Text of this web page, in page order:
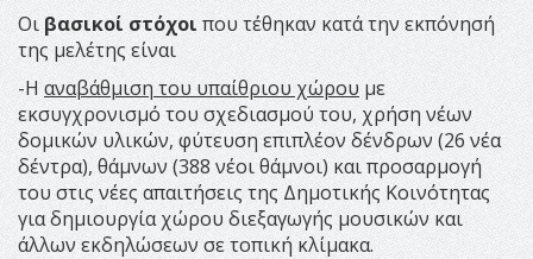
Οιβασικοί στόχοιπου τέθηκαν κατά την εκπόνησή
της μελέτης είναι
-Η αναβάθμιση του υπαίθριου χώρουμε
εκσυγχρονισμό του σχεδιασμού του, χρήση νέων
δομικών υλικών, φύτευση επιπλέον δένδρων (26 νέα
δέντρα), θάμνων (388 νέοι θάμνοι) και προσαρμογή
του στις νέες απαιτήσεις της Δημοτικής Κοινότητας
για δημιουργία χώρου διεξαγωγής μουσικών και
άλλων εκδηλώσεων σε τοπική κλίμακα.